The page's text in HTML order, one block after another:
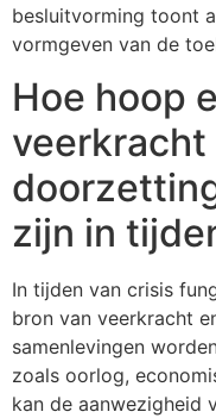
besluitvorming toont
vormgeven van de
Hoe hoop
veerkracht
zijn in
In tijden van crisis
bron van veerkracht
samenlevingen
zoals oorlog,
kan de aanwezigheid